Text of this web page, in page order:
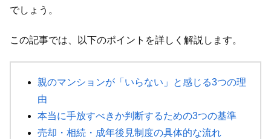
でしょう。
この記事では、以下のポイントを詳しく解説します。
親のマンションが「いらない」と感じる3つの理
由
本当に手放すべきか判断するための3つの基準
売却・相続・成年後見制度の具体的な流れ